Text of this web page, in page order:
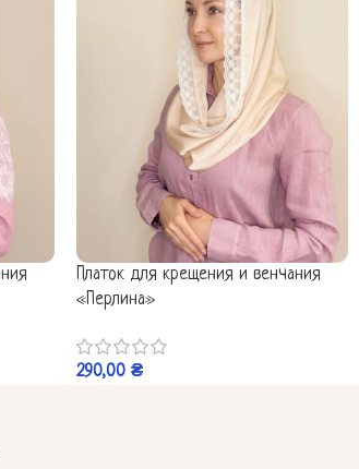
Платок для крещения и венчания
«Перлина»
290,00₴